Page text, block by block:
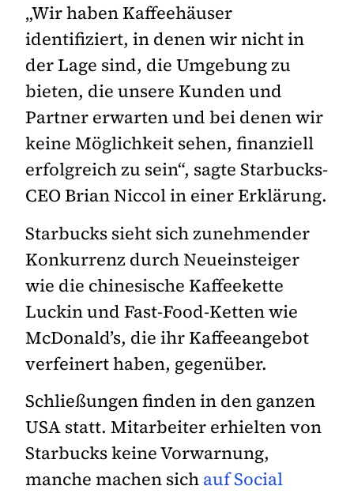
„Wir haben Kaffeehäuser
identifiziert, in denen wir nicht in
der Lage sind, die Umgebung zu
bieten, die unsere Kunden und
Partner erwarten und bei denen wir
keine Möglichkeit sehen, finanziell
erfolgreich zu sein“, sagte Starbucks-
CEO Brian Niccol in einer Erklärung.
Starbucks sieht sich zunehmender
Konkurrenz durch Neueinsteiger
wie die chinesische Kaffeekette
Luckin und Fast-Food-Ketten wie
McDonald’s, die ihr Kaffeeangebot
verfeinert haben, gegenüber.
Schließungen finden in den ganzen
USA statt. Mitarbeiter erhielten von
Starbucks keine Vorwarnung,
manche machen sich auf Social